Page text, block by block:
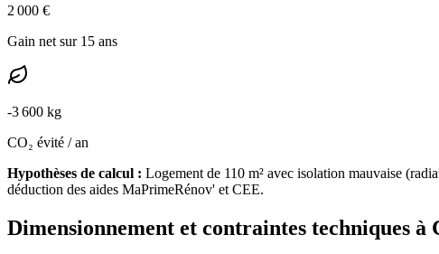
2 000 €
Gain net sur 15 ans
-3 600 kg
CO₂ évité / an
Hypothèses de calcul : Logement de 110 m² avec isolation mauvaise (
déduction des aides MaPrimeRénov' et CEE.
Dimensionnement et contraintes techniques à